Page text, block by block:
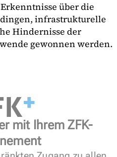
über die
infrastrukturelle
Hindernisse der
gewonnen werden.
mit Ihrem ZFK-